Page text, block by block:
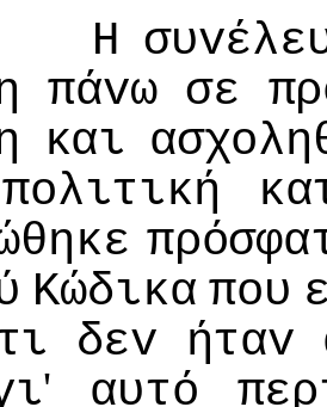
Η
πάvω σε
και
πoλιτική
Κώδικα πoυ
δεv ήταv
' αυτό